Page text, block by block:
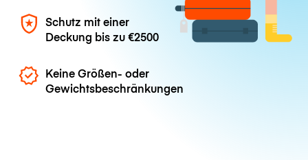
Schutz mit einer
Deckung bis zu€2500
Keine Größen- oder
Gewichtsbeschränkungen